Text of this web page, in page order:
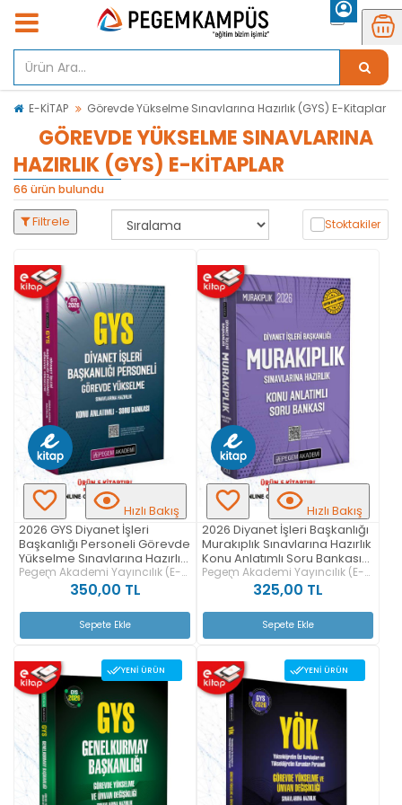
E-KİTAP Görevde Yükselme Sınavlarına Hazırlık (GYS) E-Kitaplar
GÖREVDE YÜKSELME SINAVLARINA
HAZIRLIK (GYS) E-KITAPLAR
66 ürün bulundu
Filtrele Stoktakiler
Hızlı Bakış
2026 GYS Diyanet İşleri
Başkanlığı Personeli Görevde
Yükselme Sınavlarına Hazırlık
Konu Anlatımlı Soru Bankası
Pegem Akademi Yayıncılık (E-
Kitap) 350,00 TL
Sepete Ekle
Hızlı Bakış
2026 Diyanet İşleri Başkanlığı
Murakıplık Sınavlarına Hazırlık
Konu Anlatımlı Soru Bankası
E-Kitap
Pegem Akademi Yayıncılık (E-
Kitap) 325,00 TL
Sepete Ekle
YENI ÜRÜN YENI ÜRÜN